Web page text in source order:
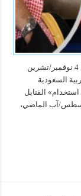
قال الرئيس الأميركي دونالد ترمب في حوار تم بثه الأحد 4 نوفمبر/تشرين
السعودية
القنابل
آب الماضي،